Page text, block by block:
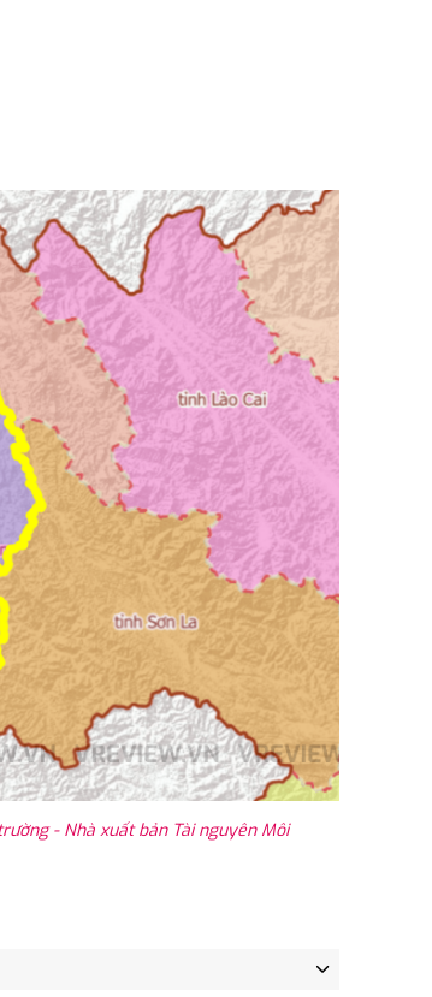
- Nhà xuất bản Tài nguyên Môi